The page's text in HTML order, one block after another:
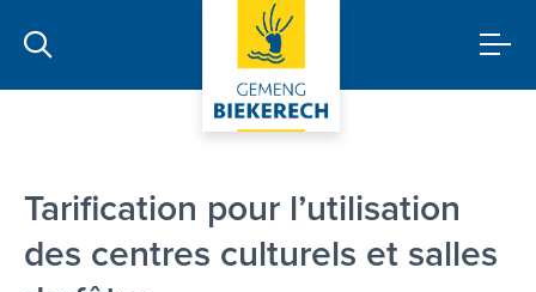
Tarification pour l’utilisation
des centres culturels et salles